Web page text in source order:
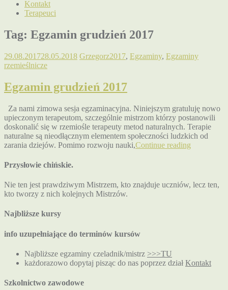
Kontakt
Terapeuci
Tag: Egzamin grudzień 2017
29.08.201728.05.2018 Grzegorz2017, Egzaminy, Egzaminy
rzemieślnicze
Egzamin grudzień 2017
Za nami zimowa sesja egzaminacyjna. Niniejszym gratuluję nowo
upieczonym terapeutom, szczególnie mistrzom którzy postanowili
doskonalić się w rzemiośle terapeuty metod naturalnych. Terapie
naturalne są nieodłącznym elementem społeczności ludzkich od
zarania dziejów. Pomimo rozwoju nauki,Continue reading
Przysłowie chińskie.
Nie ten jest prawdziwym Mistrzem, kto znajduje uczniów, lecz ten,
kto tworzy z nich kolejnych Mistrzów.
Najbliższe kursy
info uzupełniające do terminów kursów
Najbliższe egzaminy czeladnik/mistrz >>>TU
każdorazowo dopytaj pisząc do nas poprzez działKontakt
Szkolnictwo zawodowe